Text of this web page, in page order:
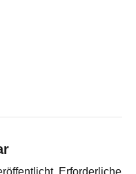
Erforderliche